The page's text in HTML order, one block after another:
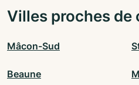
Villes proches de
Mâcon-Sud
Beaune